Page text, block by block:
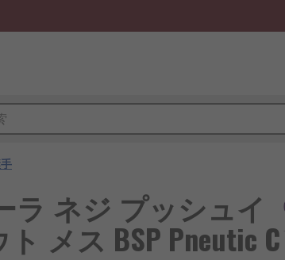
ラ ネジ プッシュイ
メス BSP Pneutic C